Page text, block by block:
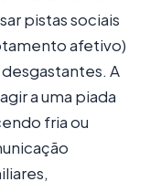
pistas sociais
afetivo)
A
a uma piada
fria ou